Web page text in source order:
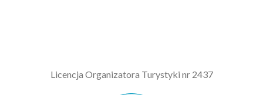
Licencja Organizatora Turystyki nr 2437